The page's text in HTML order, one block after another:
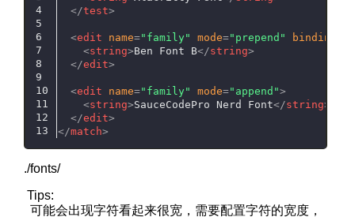
</test>
<edit name="family" mode="prepend" binding
<string>Ben Font B</string>
</edit>
<edit name="family" mode="append">
<string>SauceCodePro Nerd Font</string>
</edit>
</match>
./fonts/
Tips:
可能会出现字符看起来很宽，需要配置字符的宽度，